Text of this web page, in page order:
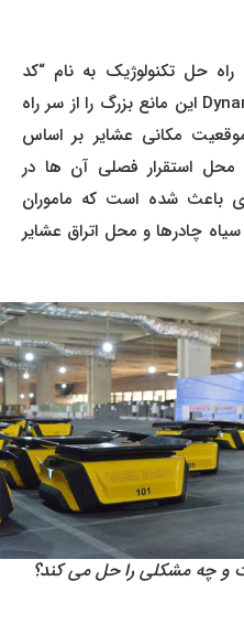
حل تکنولوژیک به نام “کد
پستی پویا” یا Dynamic Postal Code این مانع بزرگ را از سر راه
مکانی عشایر بر اساس
استقرار فصلی آن ها در
شده است که ماموران
چادرها و محل اتراق عشایر
مشکلی را حل می کند؟